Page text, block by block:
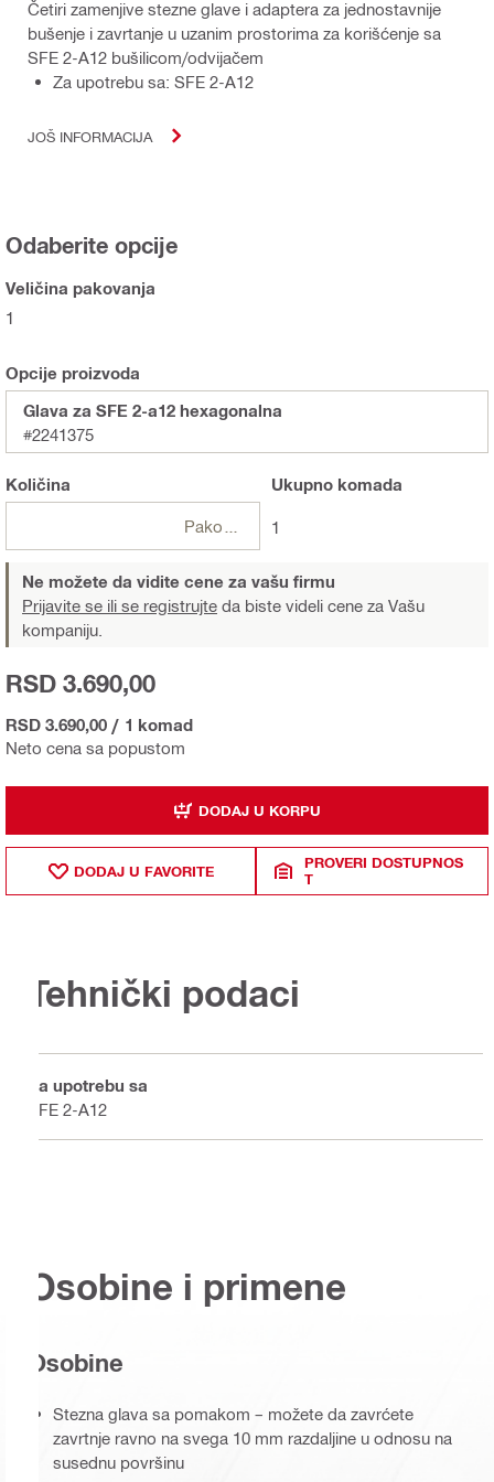
Četiri zamenjive stezne glave i adaptera za jednostavnije
bušenje i zavrtanje u uzanim prostorima za korišćenje sa
SFE 2-A12 bušilicom/odvijačem
Za upotrebu sa: SFE 2-A12
JOŠ INFORMACIJA
Odaberite opcije
Veličina pakovanja
1
Opcije proizvoda
Glava za SFE 2-a12 hexagonalna
#2241375
Količina Ukupnokomada
1
Ne možete da vidite cene za vašu firmu
Prijavite se ili se registrujte da biste videli cene za Vašu
kompaniju.
Neto cena sa popustom
RSD 3.690,00
RSD 3.690,00 / 1 komad
DODAJ U KORPU
DODAJ U FAVORITE
PROVERI DOSTUPNOS
T
Tehnički podaci
Za upotrebu sa
SFE 2-A12
Osobine i primene
Osobine
Stezna glava sa pomakom – možete da zavrćete
zavrtnje ravno na svega 10 mm razdaljine u odnosu na
susednu površinu